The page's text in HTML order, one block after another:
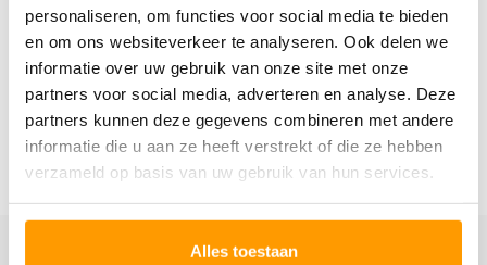
personaliseren, om functies voor social media te bieden
en om ons websiteverkeer te analyseren. Ook delen we
informatie over uw gebruik van onze site met onze
partners voor social media, adverteren en analyse. Deze
partners kunnen deze gegevens combineren met andere
informatie die u aan ze heeft verstrekt of die ze hebben
verzameld op basis van uw gebruik van hun services.
Alles toestaan
Gerelateerde producten